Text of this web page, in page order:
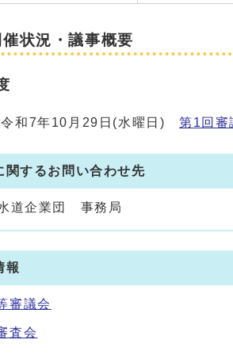
状況・議事概要
和7年10月29日(水曜日)第1回審
関するお問い合わせ先
道企業団 事務局
報
審議会
査会